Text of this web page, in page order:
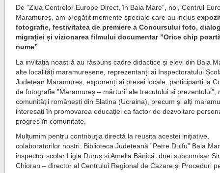
De ”Ziua Centrelor Europe Direct, în Baia Mare”, noi, Centrul
Maramureș, am pregătit momente speciale care au inclus
fotografie, festivitatea de premiere a Concursului foto,
migrației și vizionarea filmului documentar ”Orice chip
nume”
La invitația noastră au răspuns cadre didactice și elevi din Baia
alte localități maramureșene, reprezentanți ai Inspectoratului
Județean Maramureș, exponenți ai presei locale, participanți la
de fotografie ”Maramureș – mărturii ale trecutului și prezentului”,
comunității românești din Slatina (Ucraina), precum și alți
interesați în promovarea educației ca factor de dezvoltare
progres în comunitate.
Mulțumim pentru contribuția directă la reușita acestei inițiative,
colaboratorilor noștri: Biblioteca Județeană ”Petre Dulfu” Baia
inspector școlar Ligia Duruș și Amelia Bănică; dnei subcomisar
Chioran – director al Centrului Regional de Cazare și Proceduri